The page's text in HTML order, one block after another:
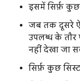
इसमें सिर्फ़ कुछ
जब तक दूसरे
उपलब्ध के तौर
नहीं देखा जा
सिर्फ़ कुछ